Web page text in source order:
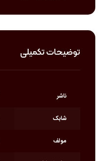
توضیحات تکمیلی
ناشر
شابک
مولف